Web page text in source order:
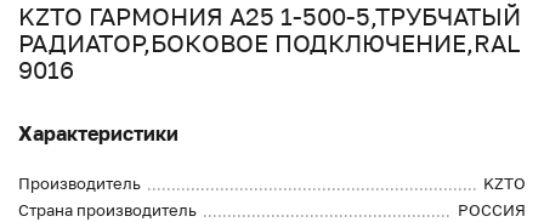
KZTO ГАРМОНИЯ А25 1-500-5,ТРУБЧАТЫЙ
РАДИАТОР,БОКОВОЕ ПОДКЛЮЧЕНИЕ,RAL
9016
Характеристики
Производитель
KZTO
Страна производитель
РОССИЯ